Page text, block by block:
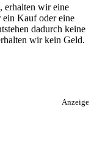
erhalten wir eine
Kauf oder eine
dadurch keine
wir kein Geld.
Anzeige